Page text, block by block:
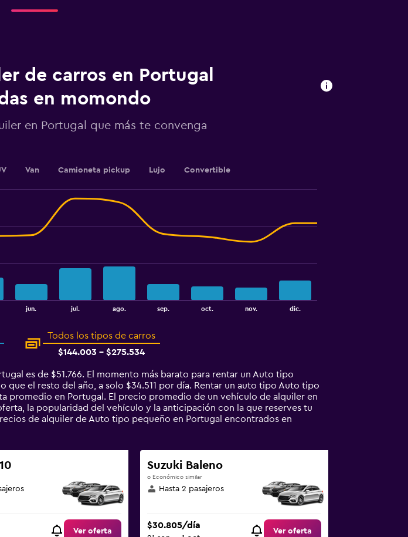
de carros en Portugal
en momondo
en Portugal que más te convenga
Van Camioneta pickup Lujo Convertible
jun. jul. ago. sep. oct. nov. dic.
Todos los tipos de carros
$144.003 - $275.534
es de $51.766. El momento más barato para rentar un Auto tipo
que el resto del año, a solo $34.511 por día. Rentar un auto tipo Auto tipo
promedio en Portugal. El precio promedio de un vehículo de alquiler en
la popularidad del vehículo y la anticipación con la que reserves tu
de alquiler de Auto tipo pequeño en Portugal encontrados en
Ver oferta
Suzuki Baleno
o Económico similar
Hasta 2 pasajeros
$30.805/día
Ver oferta